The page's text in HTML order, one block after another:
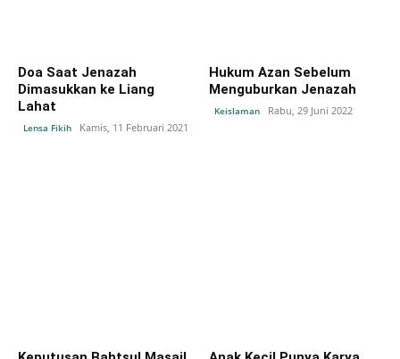
Doa Saat Jenazah
Dimasukkan ke Liang
Lahat
Lensa Fikih Kamis, 11 Februari 2021
Hukum Azan Sebelum
Menguburkan Jenazah
Keislaman Rabu, 29 Juni 2022